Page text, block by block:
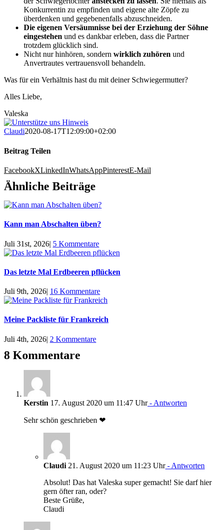
Konkurrentin zu empfinden und eigene alte Zöpfe zu
überdenken und gegebenenfalls abzuschneiden.
Die eigenen Versäumnisse bei der Erziehung der Söhne
eingestehen und es dankbar erleben, dass die Partner
trotzdem glücklich sind.
Nicht nur hinhören, sondern wirklich zuhören und
Anvertrautes vertrauensvoll behandeln.
Was für ein Verhältnis hast du mit deiner Schwiegermutter?
Alles Liebe,
Valeska
Claudi2020-08-17T12:09:00+02:00
Beitrag Teilen
FacebookXLinkedInWhatsAppPinterestE-Mail
Ähnliche Beiträge
Kann man Abschalten üben?
Juli 31st, 2026| 5 Kommentare
Das letzte Mal Erdbeeren pflücken
Juli 9th, 2026| 16 Kommentare
Meine Packliste für Frankreich
Juli 4th, 2026| 2 Kommentare
8 Kommentare
Kerstin 17. August 2020 um 11:47 Uhr- Antworten
Sehr schön geschrieben ❤
Claudi 21. August 2020 um 11:23 Uhr- Antworten
Absolut! Das hat Valeska super gemacht! Sie darf hier
gern öfter ran, oder?
Beste Grüße,
Claudi